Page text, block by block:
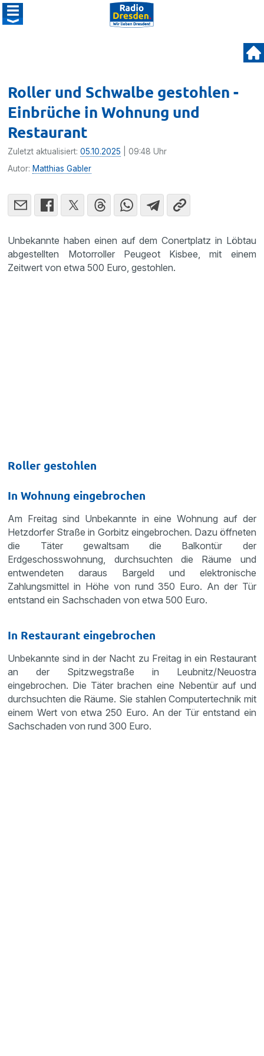
Roller und Schwalbe gestohlen -
Einbrüche in Wohnung und
Restaurant
Zuletzt aktualisiert:05.10.2025 | 09:48 Uhr
Autor: Matthias Gabler
Roller gestohlen
Unbekannte haben einen auf dem Conertplatz in Löbtau
abgestellten Motorroller Peugeot Kisbee, mit einem
Zeitwert von etwa 500 Euro, gestohlen.
In Wohnung eingebrochen
Am Freitag sind Unbekannte in eine Wohnung auf der
Hetzdorfer Straße in Gorbitz eingebrochen. Dazu öffneten
die Täter gewaltsam die Balkontür der
Erdgeschosswohnung, durchsuchten die Räume und
entwendeten daraus Bargeld und elektronische
Zahlungsmittel in Höhe von rund 350 Euro. An der Tür
entstand ein Sachschaden von etwa 500 Euro.
In Restaurant eingebrochen
Unbekannte sind in der Nacht zu Freitag in ein Restaurant
an der Spitzwegstraße in Leubnitz/Neuostra
eingebrochen. Die Täter brachen eine Nebentür auf und
durchsuchten die Räume. Sie stahlen Computertechnik mit
einem Wert von etwa 250 Euro. An der Tür entstand ein
Sachschaden von rund 300 Euro.